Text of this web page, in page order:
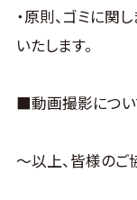
・原則、ゴミに関
いたします。
■動画撮影につ
～以上、皆様の